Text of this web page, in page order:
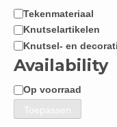
Categorie
Tekenmateriaal
Knutselartikelen
Knutsel- en
Availability
Beschikbaarheid
Op voorraad
Toepassen